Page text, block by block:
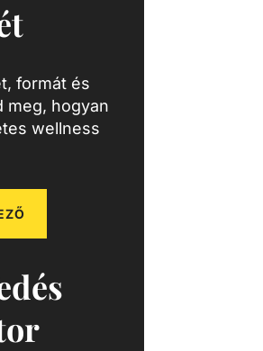
formát és
meg, hogyan
wellness